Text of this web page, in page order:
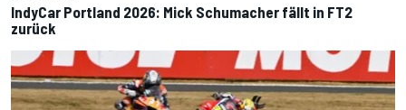
IndyCar Portland 2026: Mick Schumacher fällt in FT2
zurück